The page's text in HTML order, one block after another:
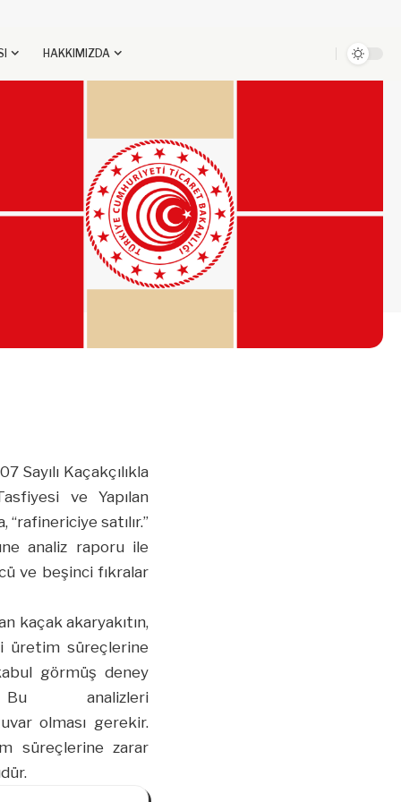
HAKKIMIZDA
Sayılı Kaçakçılıkla
ve Yapılan
satılır.”
analiz raporu ile
ve beşinci fıkralar
kaçak akaryakıtın,
üretim süreçlerine
görmüş deney
analizleri
olması gerekir.
süreçlerine zarar